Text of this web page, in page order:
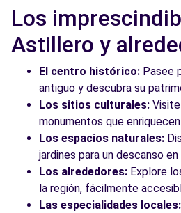
Los
Astillero y
El centro histórico: Pasee
antiguo y descubra su
Los sitios culturales:
monumentos que
Los espacios naturales:
jardines para un descanso
Los alrededores: Explore
la región, fácilmente
Las especialidades locales: